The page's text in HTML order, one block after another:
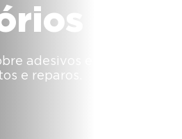
adesivos e como usá-
e reparos.